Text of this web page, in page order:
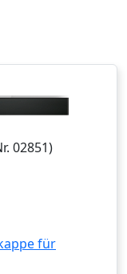
02851)
für